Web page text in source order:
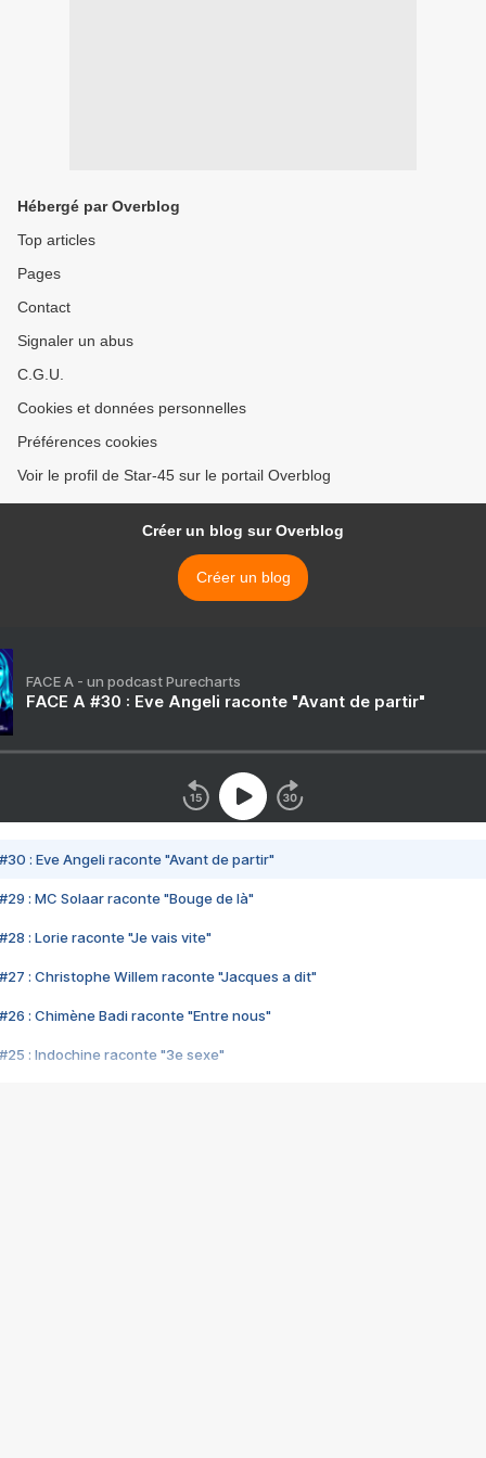
Hébergé par Overblog
Top articles
Pages
Contact
Signaler un abus
C.G.U.
Cookies et données personnelles
Préférences cookies
Voir le profil de Star-45 sur le portail Overblog
Créer un blog sur Overblog
Créer un blog
FACE A - un podcast Purecharts
FACE A #30 : Eve Angeli raconte "Avant de partir"
#30 : Eve Angeli raconte "Avant de partir"
#29 : MC Solaar raconte "Bouge de là"
#28 : Lorie raconte "Je vais vite"
#27 : Christophe Willem raconte "Jacques a dit"
#26 : Chimène Badi raconte "Entre nous"
#25 : Indochine raconte "3e sexe"